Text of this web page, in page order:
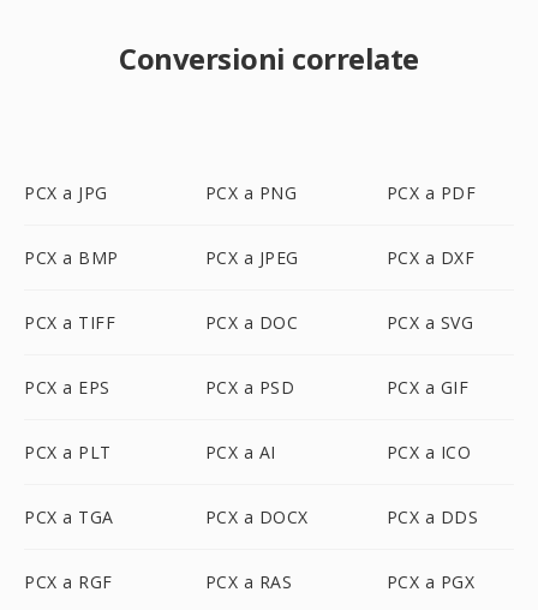
Conversioni correlate
PCX a JPG PCX a PNG PCX a PDF
PCX a BMP PCX a JPEG PCX a DXF
PCX a TIFF PCX a DOC PCX a SVG
PCX a EPS PCX a PSD PCX a GIF
PCX a PLT PCX a AI PCX a ICO
PCX a TGA PCX a DOCX PCX a DDS
PCX a RGF PCX a RAS PCX a PGX